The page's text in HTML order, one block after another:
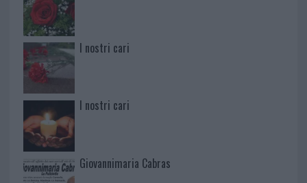
I nostri cari
I nostri cari
Giovannimaria Cabras